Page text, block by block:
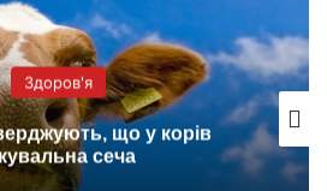
Здоров'я
що у корів
сеча